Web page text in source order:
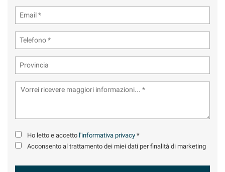
Ho letto e accetto l'informativa privacy *
Acconsento al trattamento dei miei dati per finalità di marketing
Cookie delle preferenze
Cookie per il miglioramento dell'esperienza utente
Cookie analitici
Leggi
la
cookie